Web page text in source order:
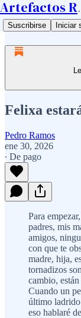
Suscribirse Iniciar
Felixa
Pedro Ramos
ene 30, 2026
∙ De pago
Para
padres, mis
amigos,
con que te
madre, hija,
tornadizos
cambio,
Cuando un
último
eso hablaré